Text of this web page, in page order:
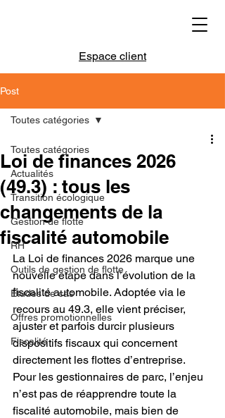
Espace client
Post
Toutes catégories
Actualités
Transition écologique
Gestion de flotte
RH
Outils de gestion de flotte
Études de cas
Offres promotionnelles
Fiscalité
Toutes catégories
Loi de finances 2026
(49.3) : tous les
changements de la
fiscalité automobile
La Loi de finances 2026 marque une
nouvelle étape dans l’évolution de la
fiscalité automobile. Adoptée via le
recours au 49.3, elle vient préciser,
ajuster et parfois durcir plusieurs
dispositifs fiscaux qui concernent
directement les flottes d’entreprise.
Pour les gestionnaires de parc, l’enjeu
n’est pas de réapprendre toute la
fiscalité automobile, mais bien de